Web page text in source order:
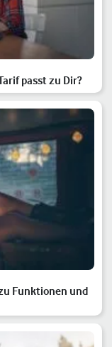
passt zu Dir?
Funktionen und